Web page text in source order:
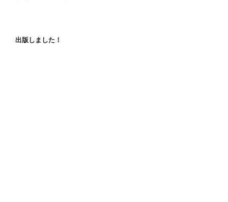
出版しました！